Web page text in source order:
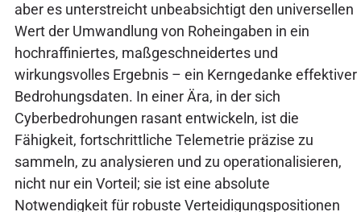
aber es unterstreicht unbeabsichtigt den universellen
Wert der Umwandlung von Roheingaben in ein
hochraffiniertes, maßgeschneidertes und
wirkungsvolles Ergebnis – ein Kerngedanke effektiver
Bedrohungsdaten. In einer Ära, in der sich
Cyberbedrohungen rasant entwickeln, ist die
Fähigkeit, fortschrittliche Telemetrie präzise zu
sammeln, zu analysieren und zu operationalisieren,
nicht nur ein Vorteil; sie ist eine absolute
Notwendigkeit für robuste Verteidigungspositionen